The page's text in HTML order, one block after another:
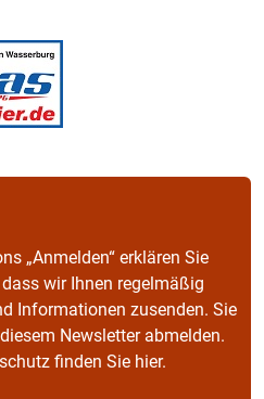
„Anmelden“ erklären Sie
wir Ihnen regelmäßig
Informationen zusenden. Sie
Newsletter abmelden.
finden Sie hier.